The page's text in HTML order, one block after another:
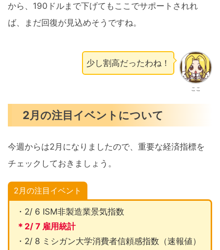
から、190ドルまで下げてもここでサポートされれ
ば、まだ回復が見込めそうですね。
ここ
少し割高だったわね！
2月の注目イベントについて
今週からは2月になりましたので、重要な経済指標を
チェックしておきましょう。
2月の注目イベント
・2/ 6 ISM非製造業景気指数
＊2/ 7 雇用統計
・2/ 8 ミシガン大学消費者信頼感指数（速報値）